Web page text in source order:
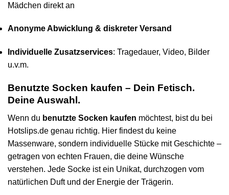
Mädchen direkt an
Anonyme Abwicklung & diskreter Versand
Individuelle Zusatzservices: Tragedauer, Video, Bilder
u.v.m.
Benutzte Socken kaufen – Dein Fetisch.
Deine Auswahl.
Wenn du benutzte Socken kaufen möchtest, bist du bei
Hotslips.de genau richtig. Hier findest du keine
Massenware, sondern individuelle Stücke mit Geschichte –
getragen von echten Frauen, die deine Wünsche
verstehen. Jede Socke ist ein Unikat, durchzogen vom
natürlichen Duft und der Energie der Trägerin.